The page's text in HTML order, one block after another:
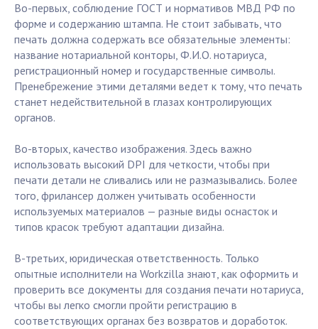
Во-первых, соблюдение ГОСТ и нормативов МВД РФ по
форме и содержанию штампа. Не стоит забывать, что
печать должна содержать все обязательные элементы:
название нотариальной конторы, Ф.И.О. нотариуса,
регистрационный номер и государственные символы.
Пренебрежение этими деталями ведет к тому, что печать
станет недействительной в глазах контролирующих
органов.
Во-вторых, качество изображения. Здесь важно
использовать высокий DPI для четкости, чтобы при
печати детали не сливались или не размазывались. Более
того, фрилансер должен учитывать особенности
используемых материалов — разные виды оснасток и
типов красок требуют адаптации дизайна.
В-третьих, юридическая ответственность. Только
опытные исполнители на Workzilla знают, как оформить и
проверить все документы для создания печати нотариуса,
чтобы вы легко смогли пройти регистрацию в
соответствующих органах без возвратов и доработок.